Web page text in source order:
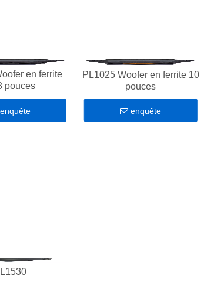
en ferrite
pouces
enquête
PL1025 Woofer en ferrite 10
pouces
enquête